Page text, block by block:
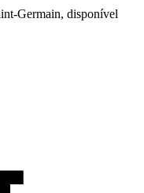
Germain, disponível